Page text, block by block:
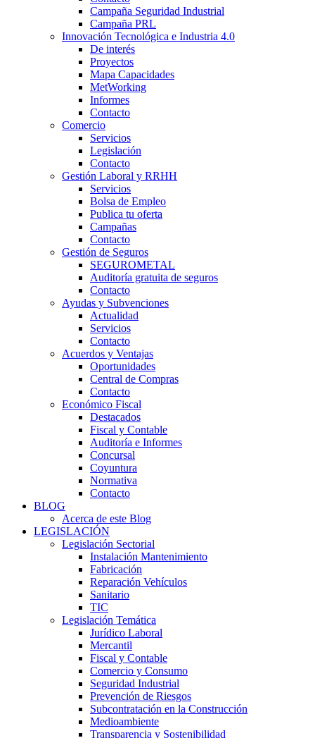
Campaña Seguridad Industrial
Campaña PRL
Innovación Tecnológica e Industria 4.0
De interés
Proyectos
Mapa Capacidades
MetWorking
Informes
Contacto
Comercio
Servicios
Legislación
Contacto
Gestión Laboral y RRHH
Servicios
Bolsa de Empleo
Publica tu oferta
Campañas
Contacto
Gestión de Seguros
SEGUROMETAL
Auditoría gratuita de seguros
Contacto
Ayudas y Subvenciones
Actualidad
Servicios
Contacto
Acuerdos y Ventajas
Oportunidades
Central de Compras
Contacto
Económico Fiscal
Destacados
Fiscal y Contable
Auditoría e Informes
Concursal
Coyuntura
Normativa
Contacto
BLOG
Acerca de este Blog
LEGISLACIÓN
Legislación Sectorial
Instalación Mantenimiento
Fabricación
Reparación Vehículos
Sanitario
TIC
Legislación Temática
Jurídico Laboral
Mercantil
Fiscal y Contable
Comercio y Consumo
Seguridad Industrial
Prevención de Riesgos
Subcontratación en la Construcción
Medioambiente
Transparencia y Sostenibilidad